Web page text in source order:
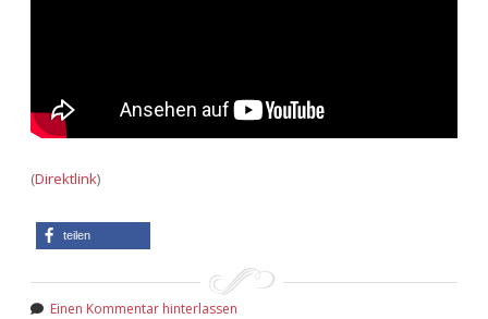
(Direktlink)
teilen
Einen Kommentar hinterlassen